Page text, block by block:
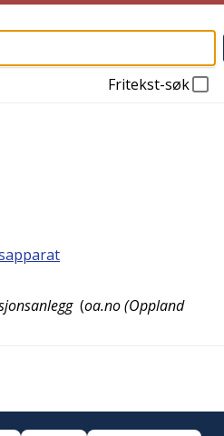
Fritekst-søk
(oa.no (Oppland